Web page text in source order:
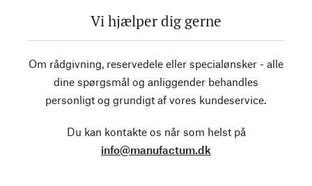
Vi hjælper dig gerne
Om rådgivning, reservedele eller specialønsker - alle
dine spørgsmål og anliggender behandles
personligt og grundigt af vores kundeservice.
Du kan kontakte os når som helst på
info@manufactum.dk